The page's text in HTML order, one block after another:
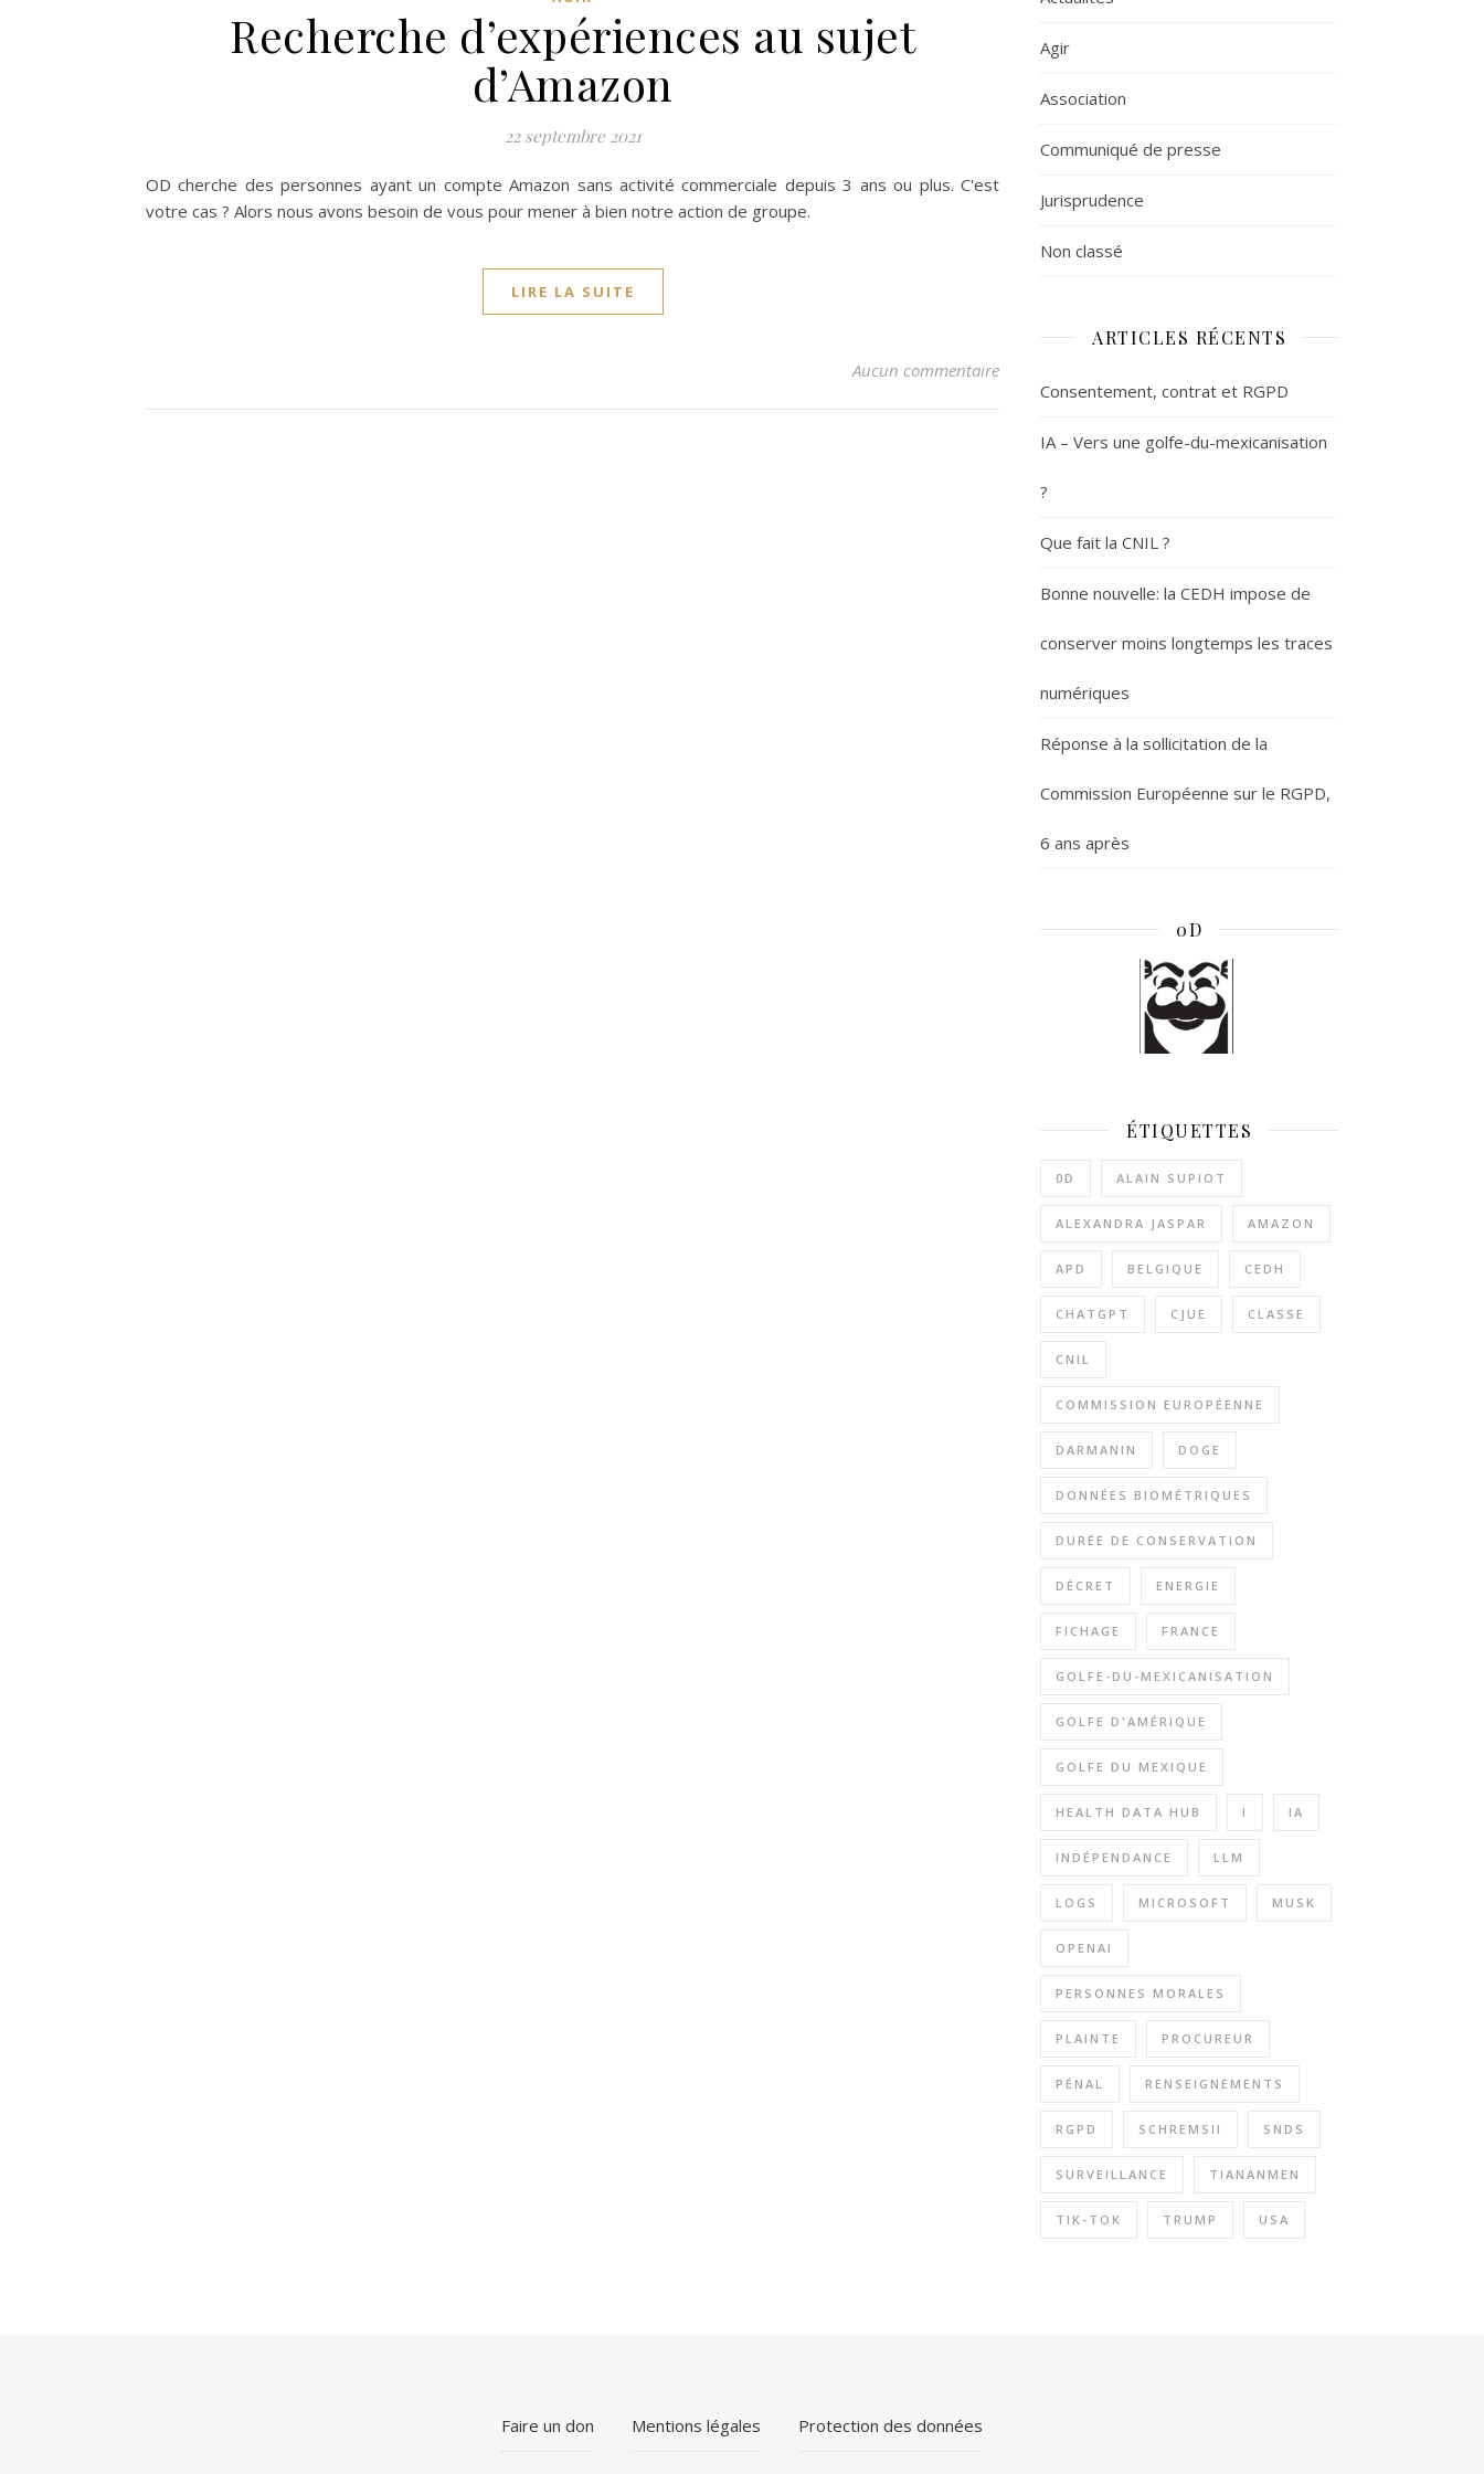
Recherche d’expériences au sujet
d’Amazon
22 septembre 2021
OD cherche des personnes ayant un compte Amazon sans activité commerciale depuis 3 ans ou plus. C'est
votre cas ? Alors nous avons besoin de vous pour mener à bien notre action de groupe.
LIRE LA SUITE
Aucun commentaire
Agir
Association
Communiqué de presse
Jurisprudence
Non classé
ARTICLES RÉCENTS
Consentement, contrat et RGPD
IA – Vers une golfe-du-mexicanisation
?
Que fait la CNIL ?
Bonne nouvelle: la CEDH impose de
conserver moins longtemps les traces
numériques
Réponse à la sollicitation de la
Commission Européenne sur le RGPD,
6 ans après
0D
ÉTIQUETTES
0D ALAIN SUPIOT
ALEXANDRA JASPAR AMAZON
APD BELGIQUE CEDH
CHATGPT CJUE CLASSE
CNIL
COMMISSION EUROPÉENNE
DARMANIN DOGE
DONNÉES BIOMÉTRIQUES
DURÉE DE CONSERVATION
DÉCRET ENERGIE
FICHAGE FRANCE
GOLFE-DU-MEXICANISATION
GOLFE D'AMÉRIQUE
GOLFE DU MEXIQUE
HEALTH DATA HUB I IA
INDÉPENDANCE LLM
LOGS MICROSOFT MUSK
OPENAI
PERSONNES MORALES
PLAINTE PROCUREUR
PÉNAL RENSEIGNEMENTS
RGPD SCHREMSII SNDS
SURVEILLANCE TIANANMEN
TIK-TOK TRUMP USA
Faire un don Mentions légales Protection des données